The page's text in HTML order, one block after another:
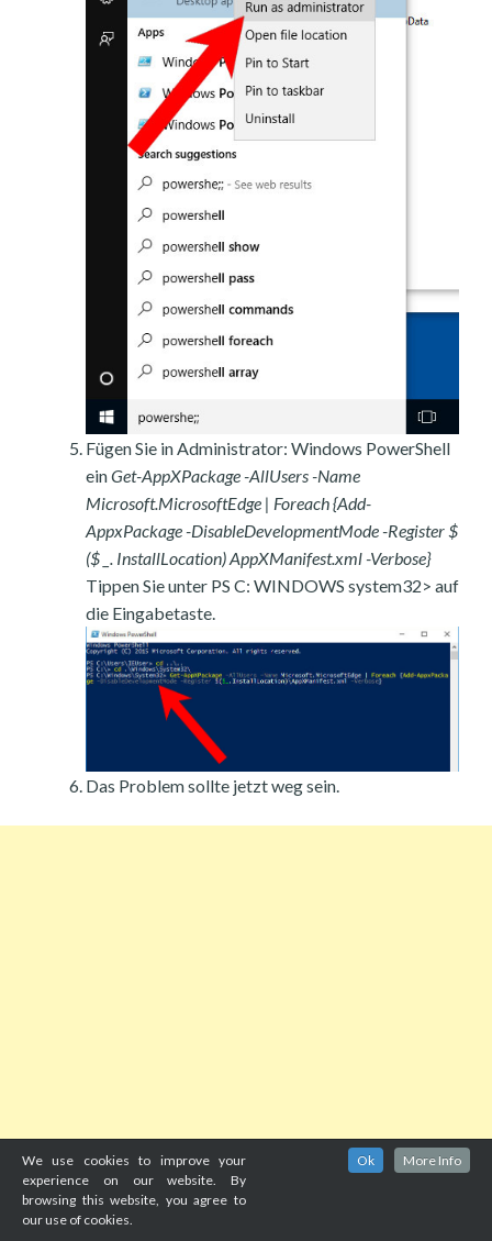
Fügen Sie in Administrator: Windows PowerShell
einGet-AppXPackage -AllUsers -Name
Microsoft.MicrosoftEdge | Foreach {Add-
AppxPackage -DisableDevelopmentMode -Register $
($ _. InstallLocation) AppXManifest.xml -Verbose}
Tippen Sie unter PS C: WINDOWS system32> auf
die Eingabetaste.
Das Problem sollte jetzt weg sein.
We use cookies to improve your
experience on our website. By
browsing this website, you agree to
our use of cookies.
Ok More Info